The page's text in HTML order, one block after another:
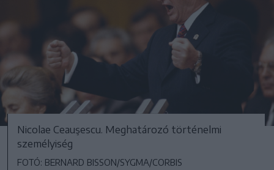
Nicolae Ceauşescu. Meghatározó történelmi
személyiség
FOTÓ: BERNARD BISSON/SYGMA/CORBIS